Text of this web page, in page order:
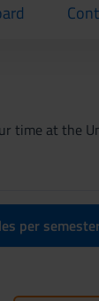
time at the
per